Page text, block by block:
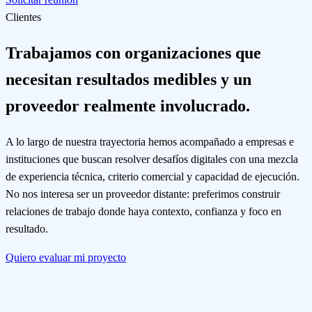
Clientes
Trabajamos con organizaciones que
necesitan resultados medibles y un
proveedor realmente involucrado.
A lo largo de nuestra trayectoria hemos acompañado a empresas e
instituciones que buscan resolver desafíos digitales con una mezcla
de experiencia técnica, criterio comercial y capacidad de ejecución.
No nos interesa ser un proveedor distante: preferimos construir
relaciones de trabajo donde haya contexto, confianza y foco en
resultado.
Quiero evaluar mi proyecto